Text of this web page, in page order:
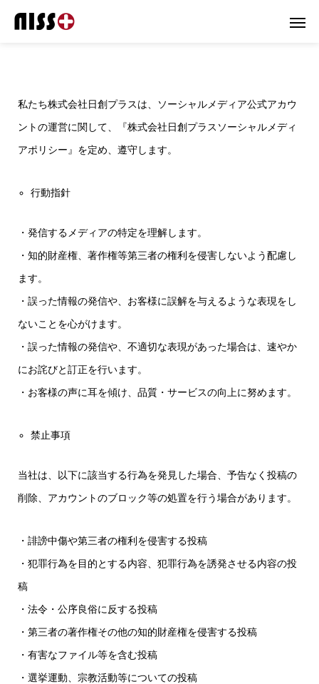
私たち株式会社日創プラスは、ソーシャルメディア公式アカウ
ントの運営に関して、『株式会社日創プラスソーシャルメディ
アポリシー』を定め、遵守します。
行動指針
・発信するメディアの特定を理解します。
・知的財産権、著作権等第三者の権利を侵害しないよう配慮し
ます。
・誤った情報の発信や、お客様に誤解を与えるような表現をし
ないことを心がけます。
・誤った情報の発信や、不適切な表現があった場合は、速やか
にお詫びと訂正を行います。
・お客様の声に耳を傾け、品質・サービスの向上に努めます。
禁止事項
当社は、以下に該当する行為を発見した場合、予告なく投稿の
削除、アカウントのブロック等の処置を行う場合があります。
・誹謗中傷や第三者の権利を侵害する投稿
・犯罪行為を目的とする内容、犯罪行為を誘発させる内容の投
稿
・法令・公序良俗に反する投稿
・第三者の著作権その他の知的財産権を侵害する投稿
・有害なファイル等を含む投稿
・選挙運動、宗教活動等についての投稿